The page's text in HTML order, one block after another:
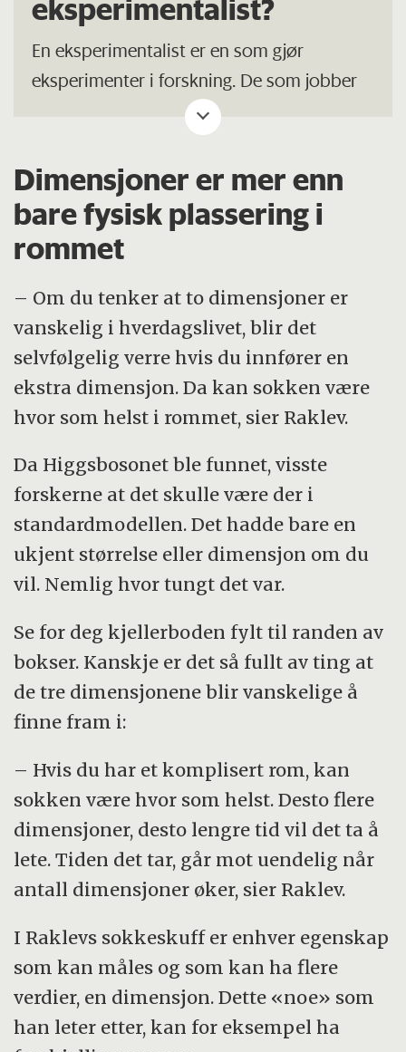
eksperimentalist?
En eksperimentalist er en som gjør
eksperimenter i forskning. De som jobber
med teori (teoretikerne) kommer opp med
nye modeller og regner ut egenskapene,
slik at eksperimentalistene så kan prøve å
gjøre målinger som understøtter eller
motbevise teorien.
Dimensjoner er mer enn
bare fysisk plassering i
rommet
– Om du tenker at to dimensjoner er
vanskelig i hverdagslivet, blir det
selvfølgelig verre hvis du innfører en
ekstra dimensjon. Da kan sokken være
hvor som helst i rommet, sier Raklev.
Da Higgsbosonet ble funnet, visste
forskerne at det skulle være der i
standardmodellen. Det hadde bare en
ukjent størrelse eller dimensjon om du
vil. Nemlig hvor tungt det var.
Se for deg kjellerboden fylt til randen av
bokser. Kanskje er det så fullt av ting at
de tre dimensjonene blir vanskelige å
finne fram i:
– Hvis du har et komplisert rom, kan
sokken være hvor som helst. Desto flere
dimensjoner, desto lengre tid vil det ta å
lete. Tiden det tar, går mot uendelig når
antall dimensjoner øker, sier Raklev.
I Raklevs sokkeskuff er enhver egenskap
som kan måles og som kan ha flere
verdier, en dimensjon. Dette «noe» som
han leter etter, kan for eksempel ha